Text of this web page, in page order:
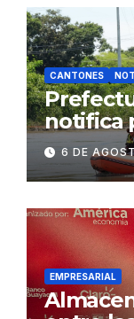
CANTONES
notifica
exige
Daule
6 DE
EMPRESARIAL